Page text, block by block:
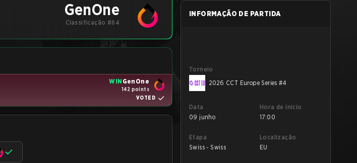
GenOne
Classificação #64
WIN GenOne
142 points
VOTED
INFORMAÇÃO DE PARTIDA
Torneio
2026 CCT Europe Series #4
Data
09 junho
Hora de início
17:00
Etapa
Swiss - Swiss
Localização
EU